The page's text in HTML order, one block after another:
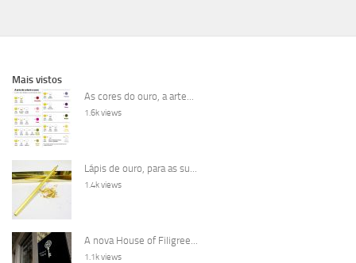
Mais vistos
As cores do ouro, a arte...
1.6k views
Lápis de ouro, para as su...
1.4k views
A nova House of Filigree...
1.1k views